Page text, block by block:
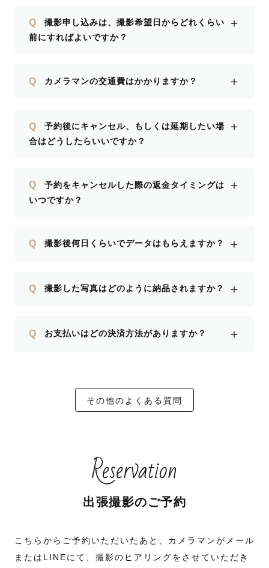
Q
撮影申し込みは、撮影希望日からどれくらい
前にすればよいですか？
＋
Q カメラマンの交通費はかかりますか？ ＋
Q
予約後にキャンセル、もしくは延期したい場
合はどうしたらいいですか？
＋
Q
予約をキャンセルした際の返金タイミングは
いつですか？
＋
Q 撮影後何日くらいでデータはもらえますか？ ＋
Q 撮影した写真はどのように納品されますか？ ＋
Q お支払いはどの決済方法がありますか？ ＋
その他のよくある質問
Reservation
出張撮影のご予約
こちらからご予約いただいたあと、カメラマンがメール
またはLINEにて、撮影のヒアリングをさせていただき